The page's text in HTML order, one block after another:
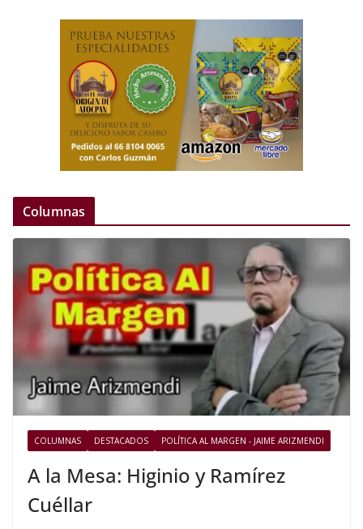
Columnas
COLUMNAS DESTACADOS POLÍTICA AL MARGEN - JAIME ARIZMENDI
A la Mesa: Higinio y Ramírez
Cuéllar